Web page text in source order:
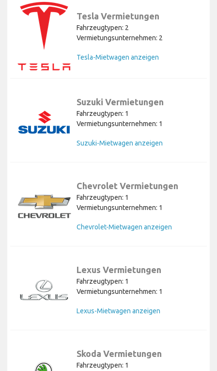
Tesla Vermietungen
Fahrzeugtypen: 2
Vermietungsunternehmen: 2
Tesla-Mietwagen anzeigen
Suzuki Vermietungen
Fahrzeugtypen: 1
Vermietungsunternehmen: 1
Suzuki-Mietwagen anzeigen
Chevrolet Vermietungen
Fahrzeugtypen: 1
Vermietungsunternehmen: 1
Chevrolet-Mietwagen anzeigen
Lexus Vermietungen
Fahrzeugtypen: 1
Vermietungsunternehmen: 1
Lexus-Mietwagen anzeigen
Skoda Vermietungen
Fahrzeugtypen: 1